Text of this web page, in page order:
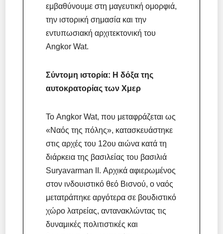
εμβαθύνουμε στη μαγευτική ομορφιά,
την ιστορική σημασία και την
εντυπωσιακή αρχιτεκτονική του
Angkor Wat.
Σύντομη ιστορία: Η δόξα της
αυτοκρατορίας των Χμερ
Το Angkor Wat, που μεταφράζεται ως
«Ναός της πόλης», κατασκευάστηκε
στις αρχές του 12ου αιώνα κατά τη
διάρκεια της βασιλείας του βασιλιά
Suryavarman II. Αρχικά αφιερωμένος
στον ινδουιστικό θεό Βισνού, ο ναός
μετατράπηκε αργότερα σε βουδιστικό
χώρο λατρείας, αντανακλώντας τις
δυναμικές πολιτιστικές και